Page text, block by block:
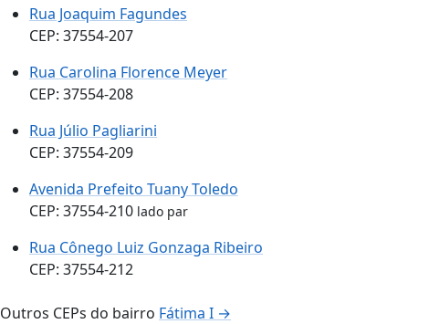
Rua Joaquim Fagundes
CEP: 37554-207
Rua Carolina Florence Meyer
CEP: 37554-208
Rua Júlio Pagliarini
CEP: 37554-209
Avenida Prefeito Tuany Toledo
CEP: 37554-210 lado par
Rua Cônego Luiz Gonzaga Ribeiro
CEP: 37554-212
Outros CEPs do bairro Fátima I →